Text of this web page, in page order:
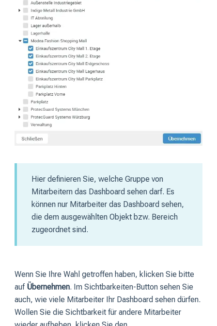
Hier definieren Sie, welche Gruppe von
Mitarbeitern das Dashboard sehen darf. Es
können nur Mitarbeiter das Dashboard sehen,
die dem ausgewählten Objekt bzw. Bereich
zugeordnet sind.
Wenn Sie Ihre Wahl getroffen haben, klicken Sie bitte
auf Übernehmen. Im Sichtbarkeiten-Button sehen Sie
auch, wie viele Mitarbeiter Ihr Dashboard sehen dürfen.
Wollen Sie die Sichtbarkeit für andere Mitarbeiter